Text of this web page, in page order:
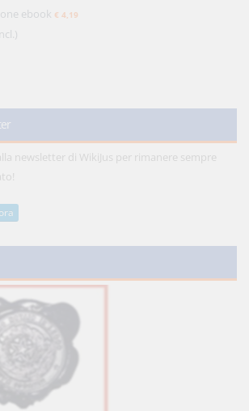
ebook € 4,19
newsletter di WikiJus per rimanere sempre